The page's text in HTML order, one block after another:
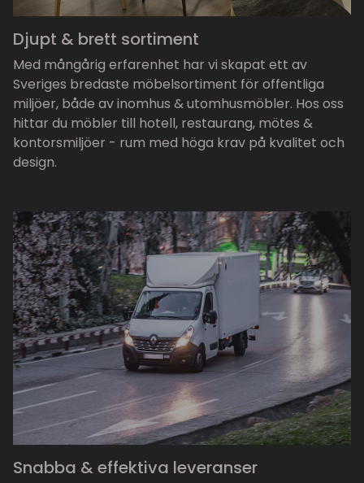
Djupt & brett sortiment
Med mångårig erfarenhet har vi skapat ett av
Sveriges bredaste möbelsortiment för offentliga
miljöer, både av inomhus & utomhusmöbler. Hos oss
hittar du möbler till hotell, restaurang, mötes &
kontorsmiljöer - rum med höga krav på kvalitet och
design.
Snabba & effektiva leveranser